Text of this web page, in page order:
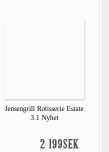
Jensengrill Rotisserie Estate
3.1 Nyhet
2 199SEK